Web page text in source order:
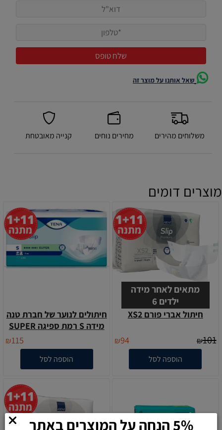
שאל אותנו על מוצר זה
משלוחים מהירים מחירים נוחים קנייה מאובטחת
מוצרים דומים
מתאים לאחר מידה
ילדים 6
חיתול אברי פורם XS2
₪101
₪94
הוספה לסל
חיתולים לנוער של חברת טנה
מידה S רמת ספיגה SUPER
₪115
הוספה לסל
5% הנחה על המוצרים באתר